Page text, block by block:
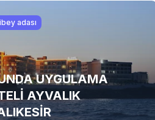
adası
UYGULAMA
AYVALIK